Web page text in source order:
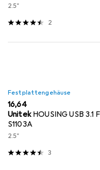
2.5"
2
Festplattengehäuse
EUR
16,64
Unitek HOUSING USB
S1103A
2.5"
3